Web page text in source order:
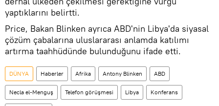
yaptıklarını belirtti.
Price, Bakan Blinken ayrıca ABD'nin Libya'da siyasal
çözüm çabalarına uluslararası anlamda katılımı
artırma taahhüdünde bulunduğunu ifade etti.
DÜNYA Haberler Afrika Antony Blinken ABD
Necla el-Menguş Telefon görüşmesi Libya Konferans